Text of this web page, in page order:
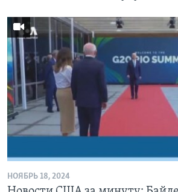
НОЯБРЬ 18, 2024